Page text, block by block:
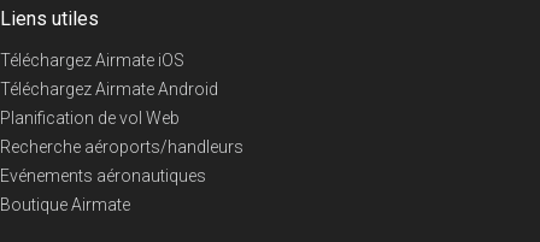
Liens utiles
Téléchargez Airmate iOS
Téléchargez Airmate Android
Planification de vol Web
Recherche aéroports/handleurs
Evénements aéronautiques
Boutique Airmate